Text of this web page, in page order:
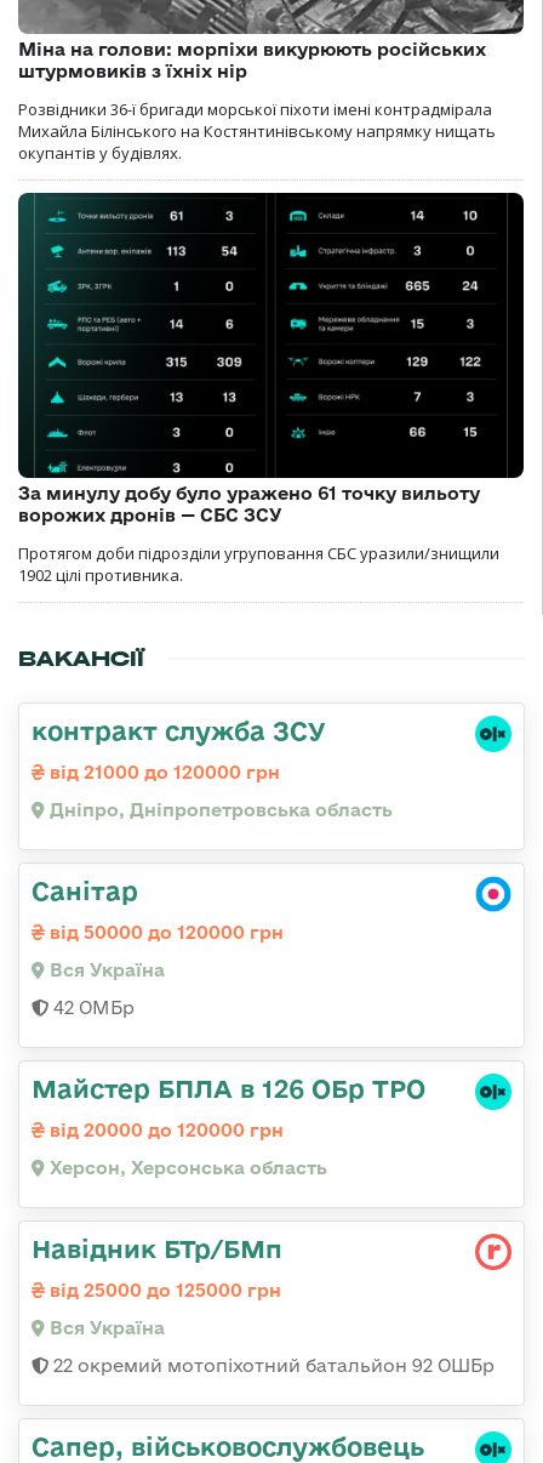
Міна на голови: морпіхи викурюють російських
штурмовиків з їхніх нір
Розвідники 36-ї бригади морської піхоти імені контрадмірала
Михайла Білінського на Костянтинівському напрямку нищать
окупантів у будівлях.
За минулу добу було уражено 61 точку вильоту
ворожих дронів — СБС ЗСУ
Протягом доби підрозділи угруповання СБС уразили/знищили
1902 цілі противника.
ВАКАНСІЇ
контракт служба ЗСУ
від 21000 до 120000 грн
Дніпро, Дніпропетровська область
Санітар
від 50000 до 120000 грн
Вся Україна
42 ОМБр
Майстер БПЛА в 126 ОБр ТРО
від 20000 до 120000 грн
Херсон, Херсонська область
Навідник БТр/БМп
від 25000 до 125000 грн
Вся Україна
22 окремий мотопіхотний батальйон 92 ОШБр
Сапер, військовослужбовець